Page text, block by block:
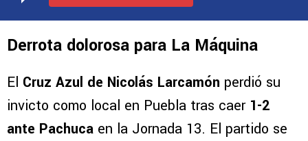
Derrota dolorosa para La Máquina
El Cruz Azul de Nicolás Larcamón perdió su
invicto como local en Puebla tras caer 1-2
ante Pachuca en la Jornada 13. El partido se